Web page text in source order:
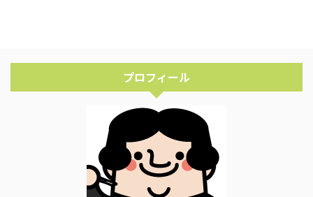
プロフィール